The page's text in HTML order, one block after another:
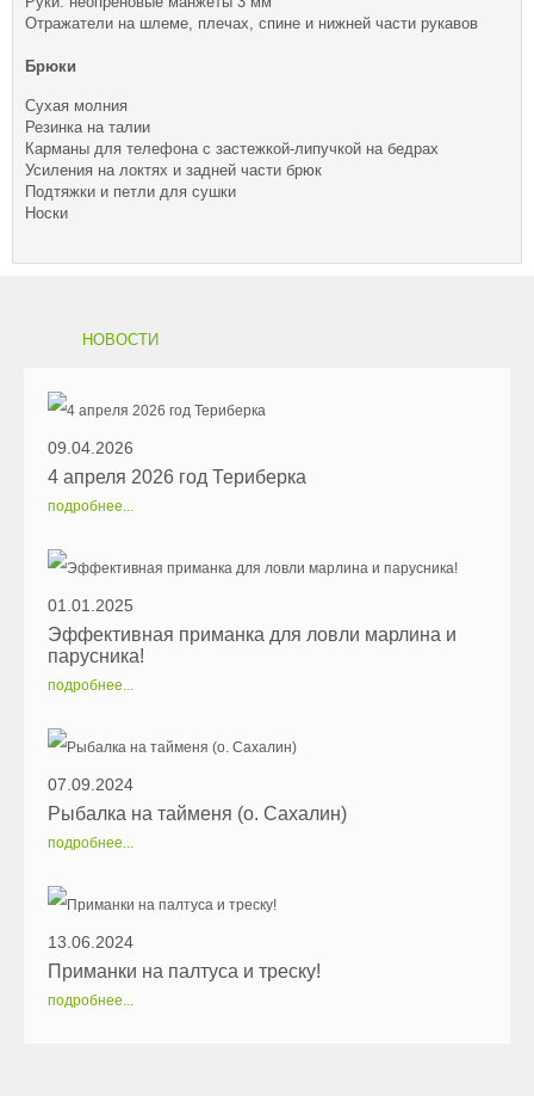
Отражатели на шлеме, плечах, спине и нижней части рукавов
Брюки
Сухая молния
Резинка на талии
Карманы для телефона с застежкой-липучкой на бедрах
Усиления на локтях и задней части брюк
Подтяжки и петли для сушки
Носки
НОВОСТИ
09.04.2026
4 апреля 2026 год Териберка
подробнее...
01.01.2025
Эффективная приманка для ловли марлина и
парусника!
подробнее...
07.09.2024
Рыбалка на тайменя (о. Сахалин)
подробнее...
13.06.2024
Приманки на палтуса и треску!
подробнее...